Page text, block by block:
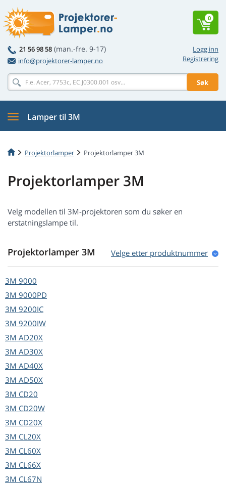
Logg inn
Registrering
21 56 98 58 (man.-fre. 9-17)
info@projektorer-lamper.no
Søk
0
Lamper til 3M
Projektorlamper Projektorlamper 3M
Projektorlamper 3M
Velg modellen til 3M-projektoren som du søker en
erstatningslampe til.
Projektorlamper 3M Velge etter produktnummer
3M 9000
3M 9000PD
3M 9200IC
3M 9200IW
3M AD20X
3M AD30X
3M AD40X
3M AD50X
3M CD20
3M CD20W
3M CD20X
3M CL20X
3M CL60X
3M CL66X
3M CL67N